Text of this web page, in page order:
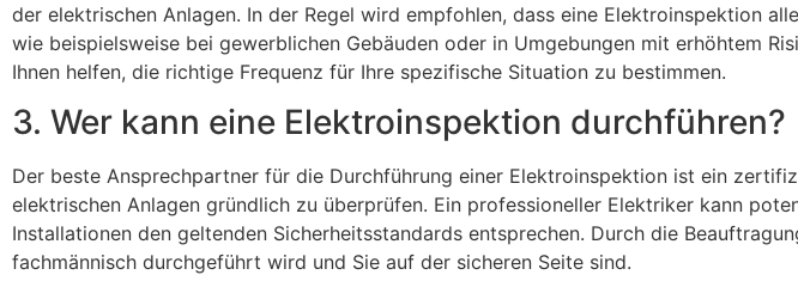
der elektrischen Anlagen. In der Regel wird empfohlen, dass eine Elektroinspektion
wie beispielsweise bei gewerblichen Gebäuden oder in Umgebungen mit erhöhtem
Ihnen helfen, die richtige Frequenz für Ihre spezifische Situation zu bestimmen.
3. Wer kann eine Elektroinspektion durchführen?
Der beste Ansprechpartner für die Durchführung einer Elektroinspektion ist ein
elektrischen Anlagen gründlich zu überprüfen. Ein professioneller Elektriker kann
Installationen den geltenden Sicherheitsstandards entsprechen. Durch die
fachmännisch durchgeführt wird und Sie auf der sicheren Seite sind.